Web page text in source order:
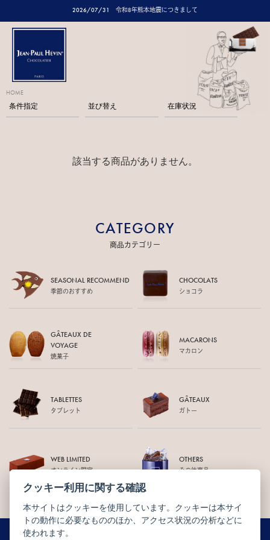
2026/07/31 令和8年熊本地震につきまして
HOME
条件指定 並び替え 在庫状況
該当する商品がありません。
CATEGORY
商品カテゴリー
SEASONAL RECOMMEND
季節のおすすめ
CHOCOLATS
ショコラ
GÂTEAUX DE
VOYAGE
焼菓子
MACARONS
マカロン
TABLETTES
タブレット
GÂTEAUX
ガトー
WEB LIMITED
オンライン限定
OTHERS
その他商品
クッキー利用に関する確認
本サイトはクッキーを使用しています。クッキーは本サイ
トの動作に必要なもののほか、アクセス状況の分析などに
使われます。